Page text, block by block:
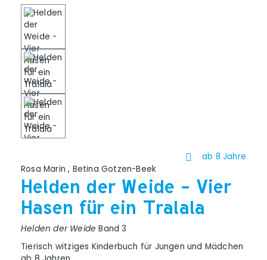
ab 8 Jahre
Rosa Marin, Betina Gotzen-Beek
Helden der Weide - Vier
Hasen für ein Tralala
Helden der WeideBand 3
Tierisch witziges Kinderbuch für Jungen und Mädchen